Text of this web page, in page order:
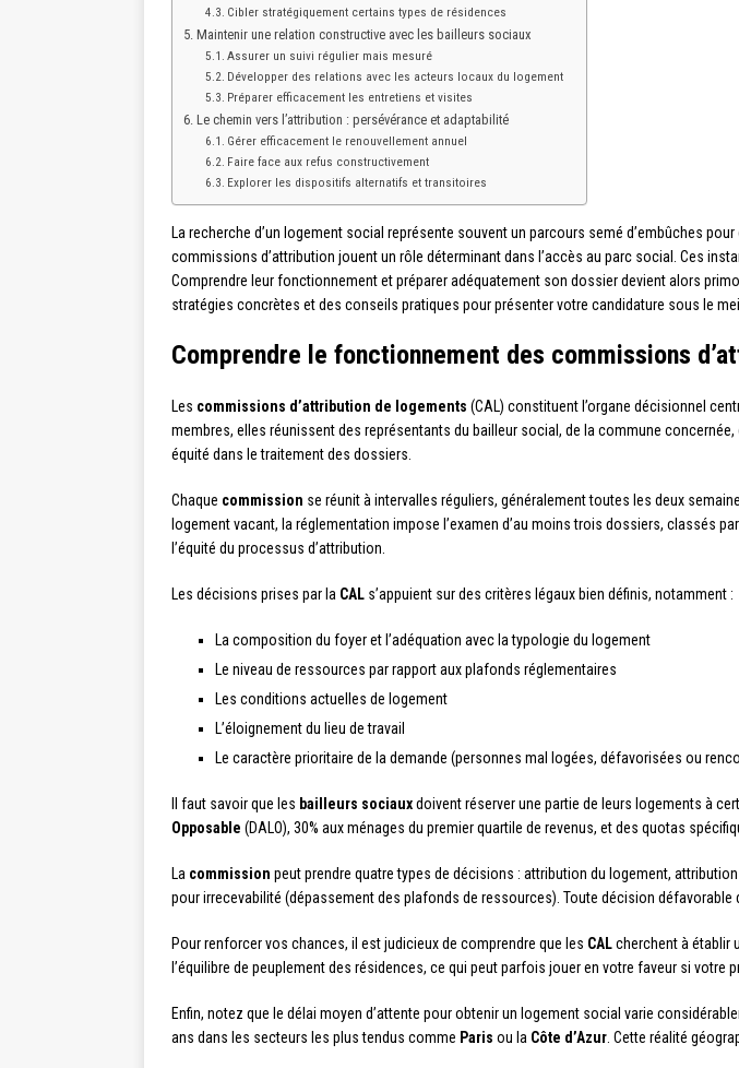
Cibler stratégiquement certains types de résidences
Maintenir une relation constructive avec les bailleurs sociaux
Assurer un suivi régulier mais mesuré
Développer des relations avec les acteurs locaux du logement
Préparer efficacement les entretiens et visites
Le chemin vers l’attribution : persévérance et adaptabilité
Gérer efficacement le renouvellement annuel
Faire face aux refus constructivement
Explorer les dispositifs alternatifs et transitoires
La recherche d’un logement social représente souvent un parcours semé d’embûches
commissions d’attribution jouent un rôle déterminant dans l’accès au parc social. Ces
Comprendre leur fonctionnement et préparer adéquatement son dossier devient alors
stratégies concrètes et des conseils pratiques pour présenter votre candidature sous le
Comprendre le fonctionnement des commissions
Les commissions d’attribution de logements (CAL) constituent l’organe décisionnel
membres, elles réunissent des représentants du bailleur social, de la commune
équité dans le traitement des dossiers.
Chaque commission se réunit à intervalles réguliers, généralement toutes les deux
logement vacant, la réglementation impose l’examen d’au moins trois dossiers, classés
l’équité du processus d’attribution.
Les décisions prises par la CAL s’appuient sur des critères légaux bien définis, notamment :
La composition du foyer et l’adéquation avec la typologie du logement
Le niveau de ressources par rapport aux plafonds réglementaires
Les conditions actuelles de logement
L’éloignement du lieu de travail
Le caractère prioritaire de la demande (personnes mal logées, défavorisées ou
Il faut savoir que les bailleurs sociauxdoivent réserver une partie de leurs logements à
Opposable (DALO), 30% aux ménages du premier quartile de revenus, et des quotas
La commission peut prendre quatre types de décisions : attribution du logement,
pour irrecevabilité (dépassement des plafonds de ressources). Toute décision défavorable
Pour renforcer vos chances, il est judicieux de comprendre que les CALcherchent à établir
l’équilibre de peuplement des résidences, ce qui peut parfois jouer en votre faveur si
Enfin, notez que le délai moyen d’attente pour obtenir un logement social varie
ans dans les secteurs les plus tendus comme Paris ou la Côte d’Azur . Cette réalité